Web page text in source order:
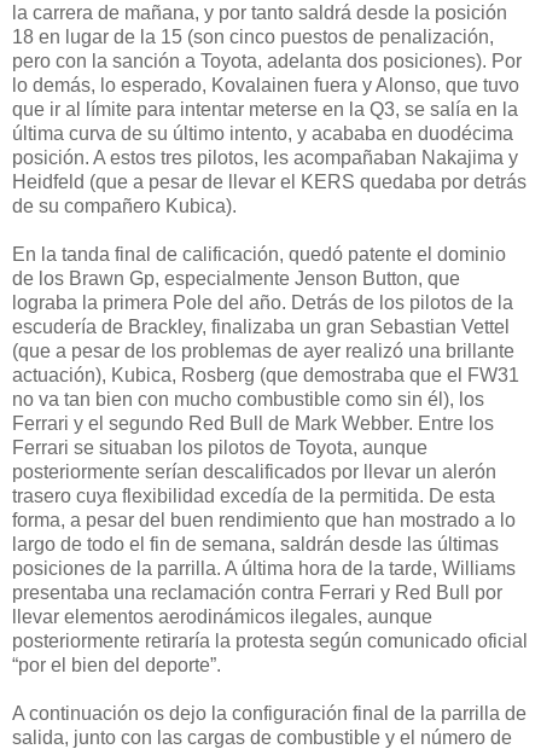
la carrera de mañana, y por tanto saldrá desde la posición
18 en lugar de la 15 (son cinco puestos de penalización,
pero con la sanción a Toyota, adelanta dos posiciones). Por
lo demás, lo esperado, Kovalainen fuera y Alonso, que tuvo
que ir al límite para intentar meterse en la Q3, se salía en la
última curva de su último intento, y acababa en duodécima
posición. A estos tres pilotos, les acompañaban Nakajima y
Heidfeld (que a pesar de llevar el KERS quedaba por detrás
de su compañero Kubica).
En la tanda final de calificación, quedó patente el dominio
de los Brawn Gp, especialmente Jenson Button, que
lograba la primera Pole del año. Detrás de los pilotos de la
escudería de Brackley, finalizaba un gran Sebastian Vettel
(que a pesar de los problemas de ayer realizó una brillante
actuación), Kubica, Rosberg (que demostraba que el FW31
no va tan bien con mucho combustible como sin él), los
Ferrari y el segundo Red Bull de Mark Webber. Entre los
Ferrari se situaban los pilotos de Toyota, aunque
posteriormente serían descalificados por llevar un alerón
trasero cuya flexibilidad excedía de la permitida. De esta
forma, a pesar del buen rendimiento que han mostrado a lo
largo de todo el fin de semana, saldrán desde las últimas
posiciones de la parrilla. A última hora de la tarde, Williams
presentaba una reclamación contra Ferrari y Red Bull por
llevar elementos aerodinámicos ilegales, aunque
posteriormente retiraría la protesta según comunicado oficial
“por el bien del deporte”.
A continuación os dejo la configuración final de la parrilla de
salida, junto con las cargas de combustible y el número de